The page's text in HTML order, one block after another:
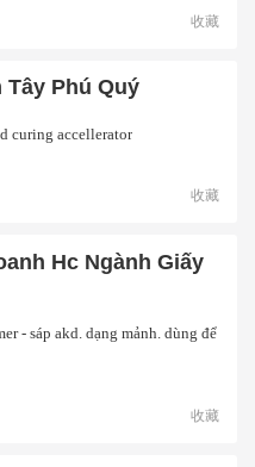
收藏
Tây Phú Quý
curing accellerator
收藏
Hc Ngành Giấy
- sáp akd. dạng mảnh. dùng để
收藏